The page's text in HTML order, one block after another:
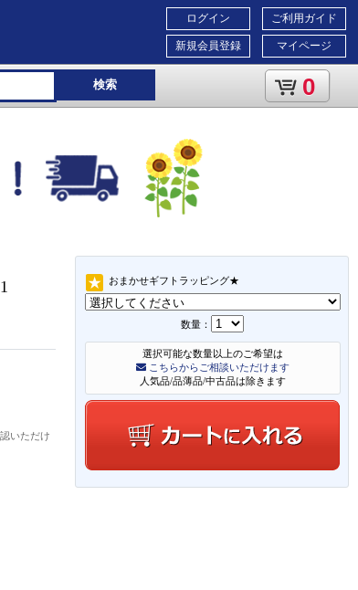
ご利用ガイド
マイページ
ログイン
新規会員登録
検索 0
おまかせギフトラッピング★
数量：
選択可能な数量以上のご希望は
こちらからご相談いただけます
人気品/品薄品/中古品は除きます
いただけ